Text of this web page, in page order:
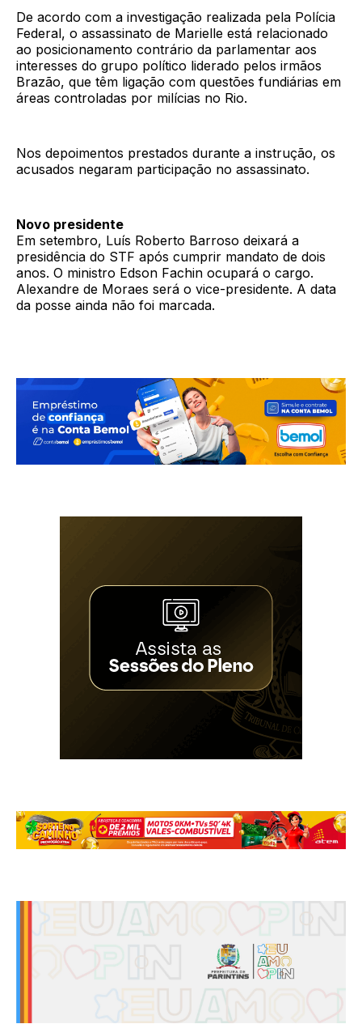
De acordo com a investigação realizada pela Polícia
Federal, o assassinato de Marielle está relacionado
ao posicionamento contrário da parlamentar aos
interesses do grupo político liderado pelos irmãos
Brazão, que têm ligação com questões fundiárias em
áreas controladas por milícias no Rio.
Nos depoimentos prestados durante a instrução, os
acusados negaram participação no assassinato.
Novo presidente
Em setembro, Luís Roberto Barroso deixará a
presidência do STF após cumprir mandato de dois
anos. O ministro Edson Fachin ocupará o cargo.
Alexandre de Moraes será o vice-presidente. A data
da posse ainda não foi marcada.